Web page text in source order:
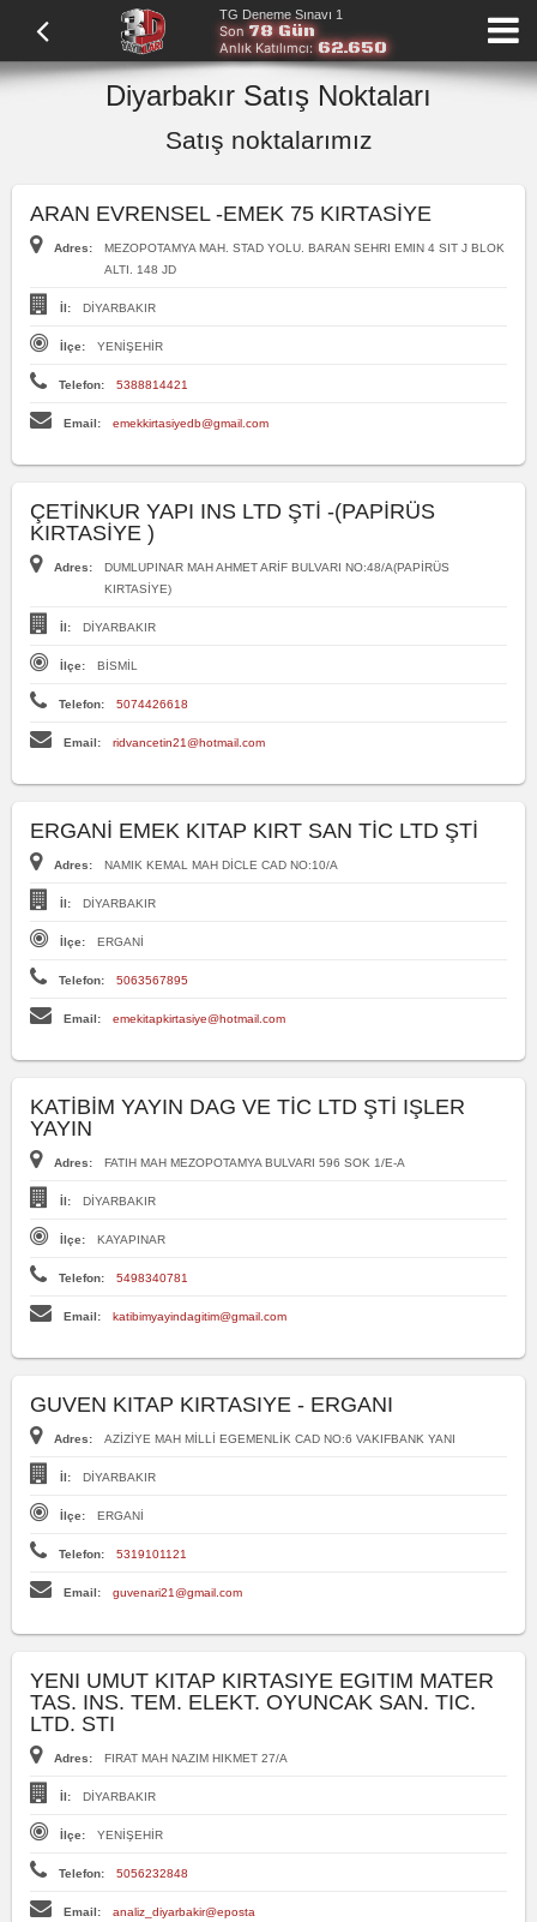
TG Deneme Sınavı 1
Son 78 Gün
Anlık Katılımcı: 62.650
Diyarbakır Satış Noktaları
Satış noktalarımız
ARAN EVRENSEL -EMEK 75 KIRTASİYE
Adres:
MEZOPOTAMYA MAH. STAD YOLU. BARAN SEHRI EMIN 4 SIT J BLOK
ALTI. 148 JD
İl: DİYARBAKIR
İlçe: YENİŞEHİR
Telefon: 5388814421
Email: emekkirtasiyedb@gmail.com
ÇETİNKUR YAPI INS LTD ŞTİ -(PAPİRÜS
KIRTASİYE )
Adres:
DUMLUPINAR MAH AHMET ARİF BULVARI NO:48/A(PAPİRÜS
KIRTASİYE)
İl: DİYARBAKIR
İlçe: BİSMİL
Telefon: 5074426618
Email: ridvancetin21@hotmail.com
ERGANİ EMEK KITAP KIRT SAN TİC LTD ŞTİ
Adres: NAMIK KEMAL MAH DİCLE CAD NO:10/A
İl: DİYARBAKIR
İlçe: ERGANİ
Telefon: 5063567895
Email: emekitapkirtasiye@hotmail.com
KATİBİM YAYIN DAG VE TİC LTD ŞTİ IŞLER
YAYIN
Adres: FATIH MAH MEZOPOTAMYA BULVARI 596 SOK 1/E-A
İl: DİYARBAKIR
İlçe: KAYAPINAR
Telefon: 5498340781
Email: katibimyayindagitim@gmail.com
GUVEN KITAP KIRTASIYE - ERGANI
Adres: AZİZİYE MAH MİLLİ EGEMENLİK CAD NO:6 VAKIFBANK YANI
İl: DİYARBAKIR
İlçe: ERGANİ
Telefon: 5319101121
Email: guvenari21@gmail.com
YENI UMUT KITAP KIRTASIYE EGITIM MATER
TAS. INS. TEM. ELEKT. OYUNCAK SAN. TIC.
LTD. STI
Adres: FIRAT MAH NAZIM HIKMET 27/A
İl: DİYARBAKIR
İlçe: YENİŞEHİR
Telefon: 5056232848
Email: analiz_diyarbakir@eposta